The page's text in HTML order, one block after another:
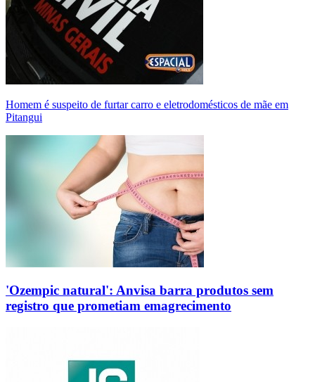
Homem é suspeito de furtar carro e eletrodomésticos de mãe em
Pitangui
'Ozempic natural': Anvisa barra produtos sem
registro que prometiam emagrecimento